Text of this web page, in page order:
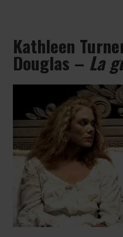
Kathleen
Douglas – La